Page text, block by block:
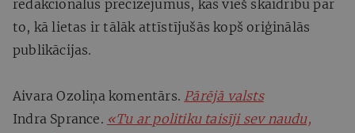
redakcionālus precizējumus, kas vieš skaidrību par
to, kā lietas ir tālāk attīstījušās kopš oriģinālās
publikācijas.
Aivara Ozoliņa komentārs. Pārējā valsts
Indra Sprance. «Tu ar politiku taisīji sev naudu,